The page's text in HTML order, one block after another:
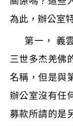
為此，辦公室
第一， 義
三世多杰羌佛
名稱，但是與
辦公室沒有任
募款所請的是